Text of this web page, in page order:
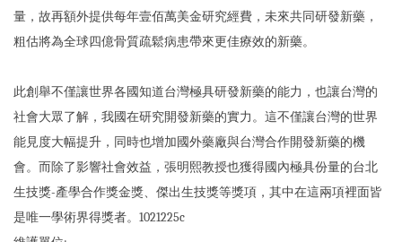
量，故再額外提供每年壹佰萬美金研究經費，未來共同研發新藥，
粗估將為全球四億骨質疏鬆病患帶來更佳療效的新藥。
此創舉不僅讓世界各國知道台灣極具研發新藥的能力，也讓台灣的
社會大眾了解，我國在研究開發新藥的實力。這不僅讓台灣的世界
能見度大幅提升，同時也增加國外藥廠與台灣合作開發新藥的機
會。而除了影響社會效益，張明熙教授也獲得國內極具份量的台北
生技獎-產學合作獎金獎、傑出生技獎等獎項，其中在這兩項裡面皆
是唯一學術界得獎者。1021225c